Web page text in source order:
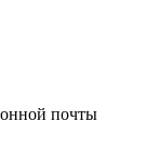
почты